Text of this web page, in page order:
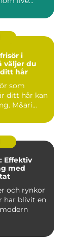
i
väljer du
hår
som
ditt hår kan
M&ari...
Effektiv
med
och rynkor
har blivit en